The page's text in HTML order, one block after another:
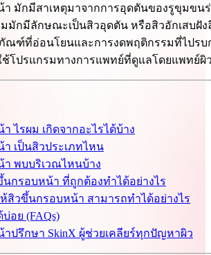
มักมีสาเหตุมาจากการอุดตันของรูขุมขน
มักมีลักษณะเป็นสิวอุดตัน หรือสิวอักเสบฝัง
ณฑ์ที่อ่อนโยนและการงดพฤติกรรมที่ไปรบ
โปรแกรมทางการแพทย์ที่ดูแลโดยแพทย์
ไรผม เกิดจากอะไรได้บ้าง
เป็นสิวประเภทไหน
พบบริเวณไหนบ้าง
นกรอบหน้า ที่ถูกต้องทำได้อย่างไร
สิวขึ้นกรอบหน้า สามารถทำได้อย่างไร
อย (FAQs)
ปรึกษา SkinX ผู้ช่วยเคลียร์ทุกปัญหาผิว